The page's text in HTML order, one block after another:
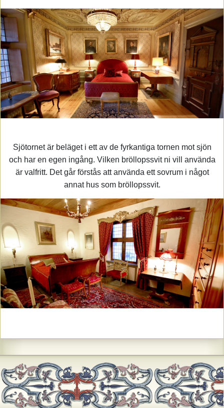
Sjötornet är beläget i ett av de fyrkantiga tornen mot sjön
och har en egen ingång. Vilken bröllopssvit ni vill använda
är valfritt. Det går förstås att använda ett sovrum i något
annat hus som bröllopssvit.